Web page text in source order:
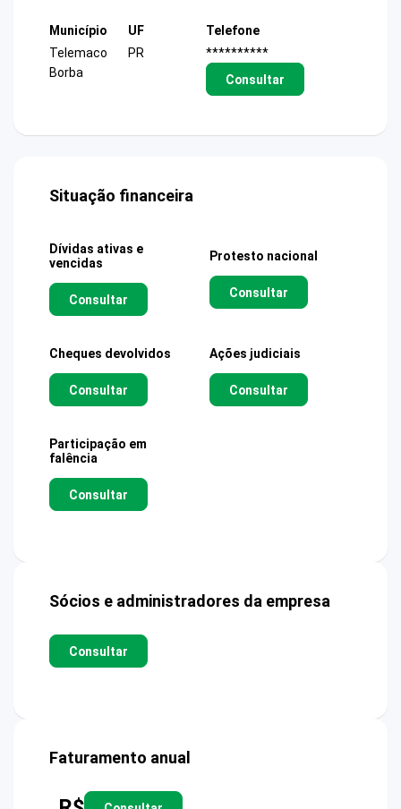
Município
Telemaco
Borba
UF
PR
Telefone
**********
Consultar
Situação financeira
Dívidas ativas e
vencidas
Consultar
Protesto nacional
Consultar
Cheques devolvidos
Consultar
Ações judiciais
Consultar
Participação em
falência
Consultar
Sócios e administradores da empresa
Consultar
Faturamento anual